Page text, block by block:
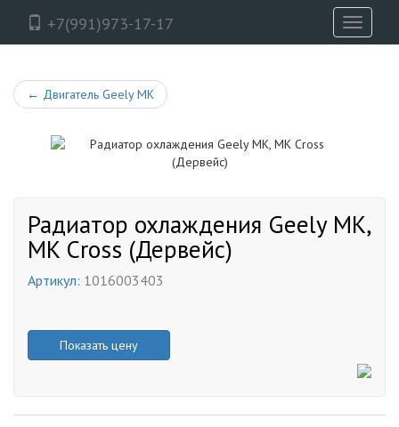
+7(991)973-17-17
Toggle
← Двигатель Geely MK
Радиатор охлаждения Geely MK,
MK Cross (Дервейс)
Артикул: 1016003403
Показать цену